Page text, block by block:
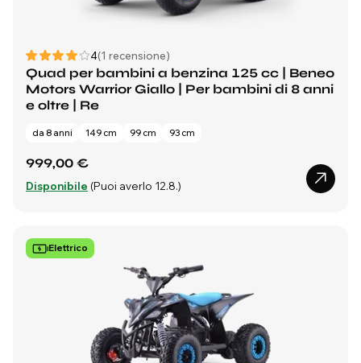
4(1 recensione)
Quad per bambini a benzina 125 cc | Beneo
Motors Warrior Giallo | Per bambini di 8 anni
e oltre | Re
da 8 anni 149 cm 99 cm 93 cm
999,00 €
Disponibile (Puoi averlo 12.8.)
Elettrico